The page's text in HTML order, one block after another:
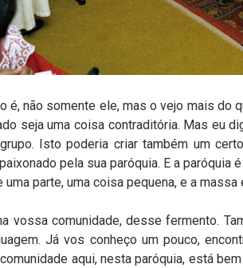
não somente ele, mas o vejo mais do
seja uma coisa contraditória. Mas eu
Isto poderia criar também um
pela sua paróquia. E a
parte, uma coisa pequena, e a
vossa comunidade, desse fermento.
Já vos conheço um pouco,
aqui, nesta paróquia, está